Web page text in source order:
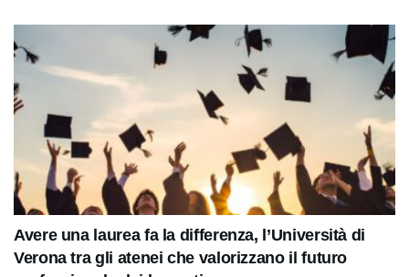
Avere una laurea fa la differenza, l’Università di
Verona tra gli atenei che valorizzano il futuro